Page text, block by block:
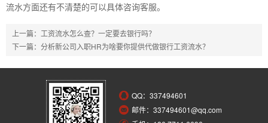
流水方面还有不清楚的可以具体咨询客服。
上一篇： 工资流水怎么查？一定要去银行吗？
下一篇： 分析新公司入职HR为啥要你提供代做银行工资流水？
QQ： 337494601
邮件：337494601@qq.com